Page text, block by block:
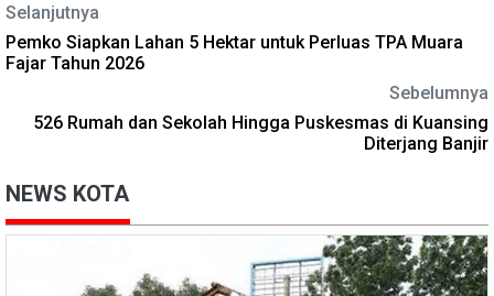
Selanjutnya
Pemko Siapkan Lahan 5 Hektar untuk Perluas TPA Muara
Fajar Tahun 2026
Sebelumnya
526 Rumah dan Sekolah Hingga Puskesmas di Kuansing
Diterjang Banjir
NEWS KOTA